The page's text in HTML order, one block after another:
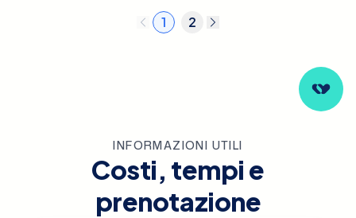
1 2
INFORMAZIONI UTILI
Costi, tempi e
prenotazione